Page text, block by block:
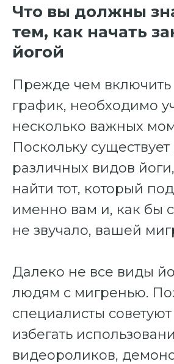
Что вы должны
тем, как начать
йогой
Прежде чем включить
график, необходимо
несколько важных
Поскольку
различных видов
найти тот, который
именно вам и, как бы
не звучало, вашей
Далеко не все виды
людям с мигренью.
специалисты
избегать
видеороликов,